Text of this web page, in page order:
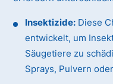
Insektizide: Diese
entwickelt, um
Säugetiere zu
Sprays, Pulvern